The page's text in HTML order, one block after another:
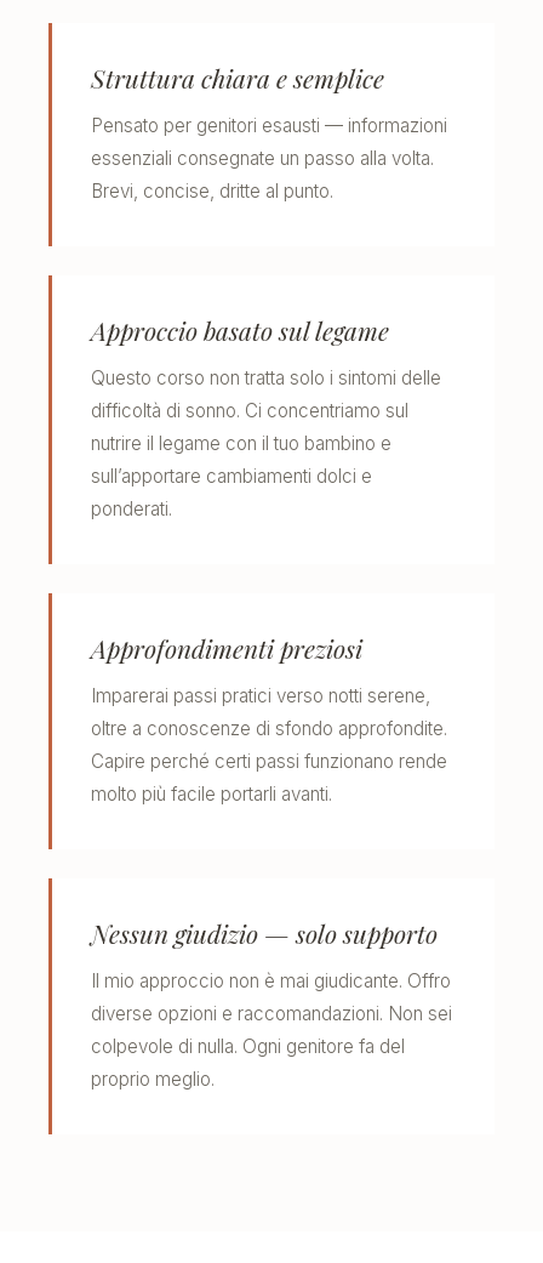
Struttura chiara e semplice
Pensato per genitori esausti — informazioni
essenziali consegnate un passo alla volta.
Brevi, concise, dritte al punto.
Approccio basato sul legame
Questo corso non tratta solo i sintomi delle
difficoltà di sonno. Ci concentriamo sul
nutrire il legame con il tuo bambino e
sull’apportare cambiamenti dolci e
ponderati.
Approfondimenti preziosi
Imparerai passi pratici verso notti serene,
oltre a conoscenze di sfondo approfondite.
Capire perché certi passi funzionano rende
molto più facile portarli avanti.
Nessun giudizio — solo supporto
Il mio approccio non è mai giudicante. Offro
diverse opzioni e raccomandazioni. Non sei
colpevole di nulla. Ogni genitore fa del
proprio meglio.